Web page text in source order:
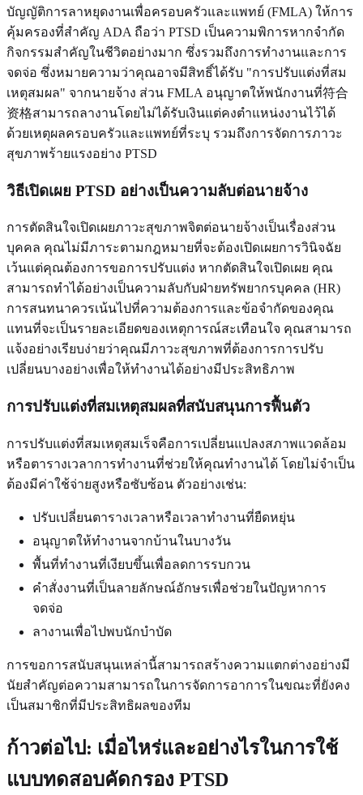
บัญญัติการลาหยุดงานเพื่อครอบครัวและแพทย์ (FMLA) ให้การ
คุ้มครองที่สำคัญ ADA ถือว่า PTSD เป็นความพิการหากจำกัด
กิจกรรมสำคัญในชีวิตอย่างมาก ซึ่งรวมถึงการทำงานและการ
จดจ่อ ซึ่งหมายความว่าคุณอาจมีสิทธิ์ได้รับ "การปรับแต่งที่สม
เหตุสมผล" จากนายจ้าง ส่วน FMLA อนุญาตให้พนักงานที่符合
资格สามารถลางานโดยไม่ได้รับเงินแต่คงตำแหน่งงานไว้ได้
ด้วยเหตุผลครอบครัวและแพทย์ที่ระบุ รวมถึงการจัดการภาวะ
สุขภาพร้ายแรงอย่าง PTSD
วิธีเปิดเผย PTSD อย่างเป็นความลับต่อนายจ้าง
การตัดสินใจเปิดเผยภาวะสุขภาพจิตต่อนายจ้างเป็นเรื่องส่วน
บุคคล คุณไม่มีภาระตามกฎหมายที่จะต้องเปิดเผยการวินิจฉัย
เว้นแต่คุณต้องการขอการปรับแต่ง หากตัดสินใจเปิดเผย คุณ
สามารถทำได้อย่างเป็นความลับกับฝ่ายทรัพยากรบุคคล (HR)
การสนทนาควรเน้นไปที่ความต้องการและข้อจำกัดของคุณ
แทนที่จะเป็นรายละเอียดของเหตุการณ์สะเทือนใจ คุณสามารถ
แจ้งอย่างเรียบง่ายว่าคุณมีภาวะสุขภาพที่ต้องการการปรับ
เปลี่ยนบางอย่างเพื่อให้ทำงานได้อย่างมีประสิทธิภาพ
การปรับแต่งที่สมเหตุสมผลที่สนับสนุนการฟื้นตัว
การปรับแต่งที่สมเหตุสมเร็จคือการเปลี่ยนแปลงสภาพแวดล้อม
หรือตารางเวลาการทำงานที่ช่วยให้คุณทำงานได้ โดยไม่จำเป็น
ต้องมีค่าใช้จ่ายสูงหรือซับซ้อน ตัวอย่างเช่น:
ปรับเปลี่ยนตารางเวลาหรือเวลาทำงานที่ยืดหยุ่น
อนุญาตให้ทำงานจากบ้านในบางวัน
พื้นที่ทำงานที่เงียบขึ้นเพื่อลดการรบกวน
คำสั่งงานที่เป็นลายลักษณ์อักษรเพื่อช่วยในปัญหาการ
จดจ่อ
ลางานเพื่อไปพบนักบำบัด
การขอการสนับสนุนเหล่านี้สามารถสร้างความแตกต่างอย่างมี
นัยสำคัญต่อความสามารถในการจัดการอาการในขณะที่ยังคง
เป็นสมาชิกที่มีประสิทธิผลของทีม
ก้าวต่อไป: เมื่อไหร่และอย่างไรในการใช้
แบบทดสอบคัดกรอง PTSD